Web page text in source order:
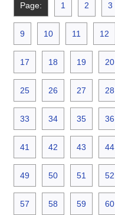
Page: 1 2 3
9 10 11 12
17 18 19 20
25 26 27 28
33 34 35 36
41 42 43 44
49 50 51 52
57 58 59 60